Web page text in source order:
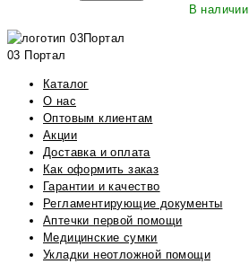
В наличии
03 Портал
Каталог
О нас
Оптовым клиентам
Акции
Доставка и оплата
Как оформить заказ
Гарантии и качество
Регламентирующие документы
Аптечки первой помощи
Медицинские сумки
Укладки неотложной помощи